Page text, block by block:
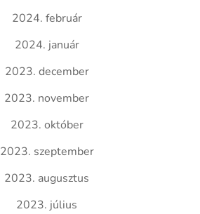
2024. február
2024. január
2023. december
2023. november
2023. október
2023. szeptember
2023. augusztus
2023. július